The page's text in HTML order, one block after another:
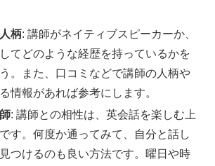
柄: 講師がネイティブスピーカーか、
てどのような経歴を持っているかを
。また、口コミなどで講師の人柄や
情報があれば参考にします。
: 講師との相性は、英会話を楽しむ上
す。何度か通ってみて、自分と話し
つけるのも良い方法です。曜日や時